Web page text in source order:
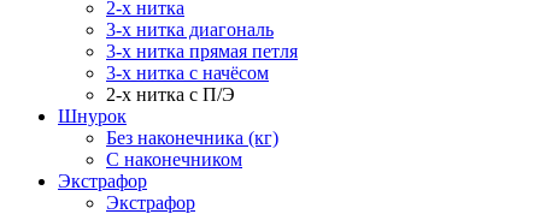
2-х нитка
3-х нитка диагональ
3-х нитка прямая петля
3-х нитка с начёсом
2-х нитка с П/Э
Шнурок
Без наконечника (кг)
С наконечником
Экстрафор
Экстрафор